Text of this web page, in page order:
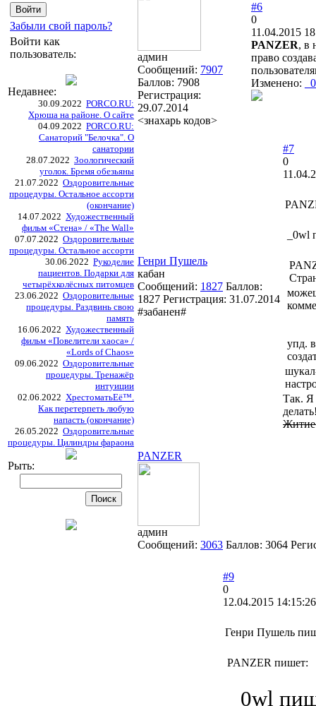
Забыли свой пароль?
Войти как
пользователь:
Недавнее:
30.09.2022 PORCO.RU:
Хрюша на районе. О сайте
04.09.2022 PORCO.RU:
Санаторий "Белочка". О
санатории
28.07.2022 Зоологический
уголок. Бремя обезьяны
21.07.2022 Оздоровительные
процедуры. Остальное ассорти
(окончание)
14.07.2022 Художественный
фильм «Стена» / «The Wall»
07.07.2022 Оздоровительные
процедуры. Остальное ассорти
30.06.2022 Рукоделие
пациентов. Подарки для
четырёхколёсных питомцев
23.06.2022 Оздоровительные
процедуры. Раздвинь свою
память
16.06.2022 Художественный
фильм «Повелители хаоса» /
«Lords of Chaos»
09.06.2022 Оздоровительные
процедуры. Тренажёр
интуиции
02.06.2022 ХрестоматьЕё™.
Как перетерпеть любую
напасть (окончание)
26.05.2022 Оздоровительные
процедуры. Цилиндры фараона
Рыть:
админ
Сообщений: 7907
Баллов: 7908
Регистрация:
29.07.2014
<знахарь кодов>
#6
0
11.04.2015
PANZER, в
право
Изменено:
Генри Пушель
кабан
Сообщений: 1827 Баллов:
1827 Регистрация: 31.07.2014
#забанен#
#7
0
_0wl
упд.
Так. Я
Житие
PANZER
админ
Сообщений: 3063 Баллов: 3064
#9
0
12.04.2015 14:15:26
Генри Пушель
PANZER пишет:
_0wl